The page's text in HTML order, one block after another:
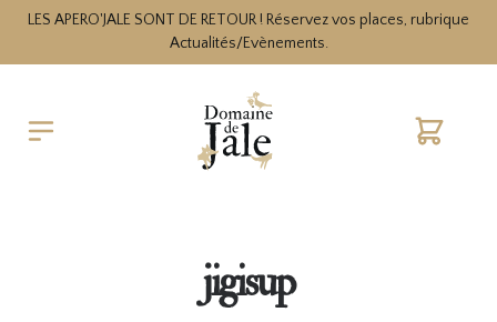
LES APERO'JALE SONT DE RETOUR ! Réservez vos places, rubrique
Actualités/Evènements.
Cart
jigisup